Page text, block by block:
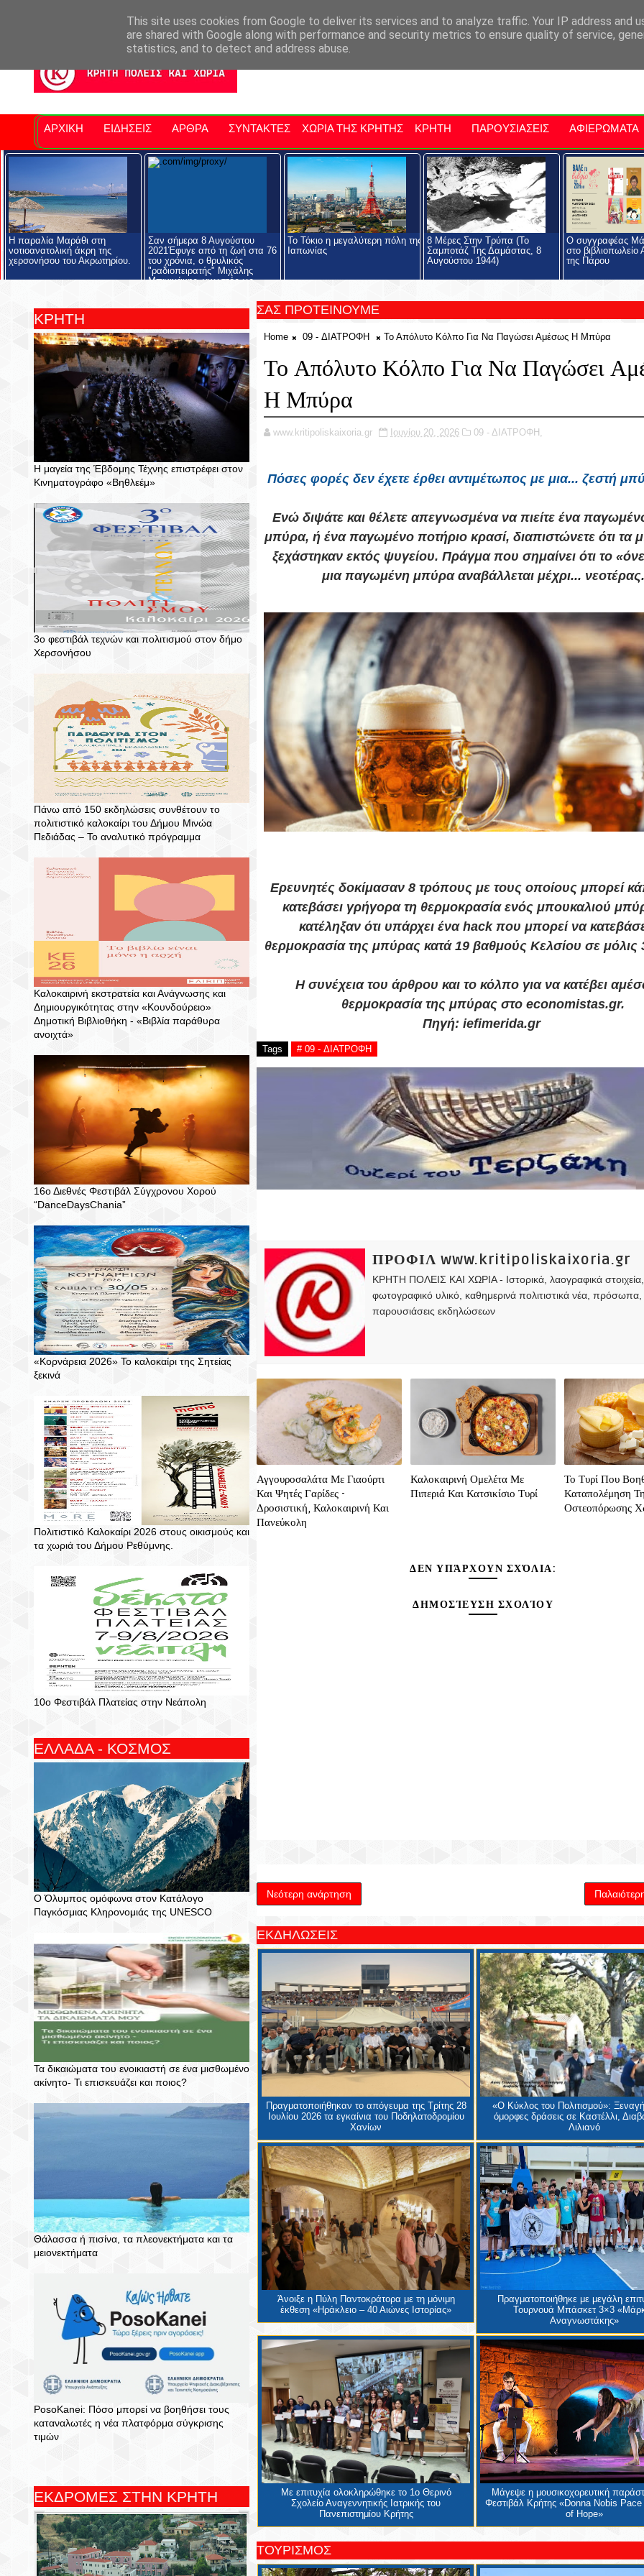
Νομός Λασιθίου Αγαπάμε Ρέθυμνο Επαρχία Μαλεβιζίου Εκδηλώσεις Στην Κρήτη Kriti Traveller
ΑΡΧΙΚΗ ΕΙΔΗΣΕΙΣ ΑΡΘΡΑ ΣΥΝΤΑΚΤΕΣ ΧΩΡΙΑ ΤΗΣ ΚΡΗΤΗΣ ΚΡΗΤΗ ΠΑΡΟΥΣΙΑΣΕΙΣ ΑΦΙΕΡΩΜΑΤΑ
Η παραλία Μαράθι στη
νοτιοανατολική άκρη της
χερσονήσου του Ακρωτηρίου.
Σαν σήμερα 8 Αυγούστου
2021Έφυγε από τη ζωή στα 76
του χρόνια, ο θρυλικός
"ραδιοπειρατής" Μιχάλης
Μπινιχάκης, γνωστός ως
Το Τόκιο η μεγαλύτερη πόλη της
Ιαπωνίας
8 Μέρες Στην Τρύπα (Το
Σαμποτάζ Της Δαμάστας, 8
Αυγούστου 1944)
Ο συγγραφέας
στο
της Πάρου
ΚΡΗΤΗ
Η μαγεία της Έβδομης Τέχνης επιστρέφει στον
Κινηματογράφο «Βηθλεέμ»
3ο φεστιβάλ τεχνών και πολιτισμού στον δήμο
Χερσονήσου
Πάνω από 150 εκδηλώσεις συνθέτουν το
πολιτιστικό καλοκαίρι του Δήμου Μινώα
Πεδιάδας – To αναλυτικό πρόγραμμα
Καλοκαιρινή εκστρατεία και Ανάγνωσης και
Δημιουργικότητας στην «Κουνδούρειο»
Δημοτική Βιβλιοθήκη - «Βιβλία παράθυρα
ανοιχτά»
16ο Διεθνές Φεστιβάλ Σύγχρονου Χορού
“DanceDaysChania”
«Κορνάρεια 2026» Το καλοκαίρι της Σητείας
ξεκινά
Πολιτιστικό Καλοκαίρι 2026 στους οικισμούς και
τα χωριά του Δήμου Ρεθύμνης.
10ο Φεστιβάλ Πλατείας στην Νεάπολη
ΕΛΛΑΔΑ - ΚΟΣΜΟΣ
Ο Όλυμπος ομόφωνα στον Κατάλογο
Παγκόσμιας Κληρονομιάς της UNESCO
Τα δικαιώματα του ενοικιαστή σε ένα μισθωμένο
ακίνητο- Τι επισκευάζει και ποιος?
Θάλασσα ή πισίνα, τα πλεονεκτήματα και τα
μειονεκτήματα
PosoKanei: Πόσο μπορεί να βοηθήσει τους
καταναλωτές η νέα πλατφόρμα σύγκρισης
τιμών
ΕΚΔΡΟΜΕΣ ΣΤΗΝ ΚΡΗΤΗ
ΣΑΣ ΠΡΟΤΕΙΝΟΥΜΕ
Home 09 - ΔΙΑΤΡΟΦΗ Το Απόλυτο Κόλπο Για Να Παγώσει Αμέσως Η Μπύρα
Το Απόλυτο Κόλπο Για Να Παγώσει
Η Μπύρα
www.kritipoliskaixoria.gr Ιουνίου 20, 2026 09 - ΔΙΑΤΡΟΦΗ,
Πόσες φορές δεν έχετε έρθει αντιμέτωπος με μια... ζεστή
Ενώ διψάτε και θέλετε απεγνωσμένα να πιείτε ένα
μπύρα, ή ένα παγωμένο ποτήριο κρασί, διαπιστώνετε ότι τα
ξεχάστηκαν εκτός ψυγείου. Πράγμα που σημαίνει ότι το
μια παγωμένη μπύρα αναβάλλεται μέχρι... νεοτέρας.
Ερευνητές δοκίμασαν 8 τρόπους με τους οποίους μπορεί
κατεβάσει γρήγορα τη θερμοκρασία ενός μπουκαλιού
κατέληξαν ότι υπάρχει ένα hack που μπορεί να
θερμοκρασία της μπύρας κατά 19 βαθμούς Κελσίου σε μόλις
Η συνέχεια του άρθρου και το κόλπο για να κατέβει
θερμοκρασία της μπύρας στο economistas.gr.
Πηγή: iefimerida.gr
Tags # 09 - ΔΙΑΤΡΟΦΗ
ΠΡΟΦΙΛ www.kritipoliskaixoria.gr
ΚΡΗΤΗ ΠΟΛΕΙΣ ΚΑΙ ΧΩΡΙΑ - Ιστορικά, λαογραφικά
φωτογραφικό υλικό, καθημερινά πολιτιστικά νέα, πρόσωπα,
παρουσιάσεις εκδηλώσεων
Αγγουροσαλάτα Με Γιαούρτι
Και Ψητές Γαρίδες -
Δροσιστική, Καλοκαιρινή Και
Πανεύκολη
Καλοκαιρινή Ομελέτα Με
Πιπεριά Και Κατσικίσιο Τυρί
Το Τυρί Που
Καταπολέμηση
Οστεοπόρωσης
ΔΕΝ ΥΠΆΡΧΟΥΝ ΣΧΌΛΙΑ:
ΔΗΜΟΣΊΕΥΣΗ ΣΧΟΛΊΟΥ
Νεότερη ανάρτηση
ΕΚΔΗΛΩΣΕΙΣ
Πραγματοποιήθηκαν το απόγευμα της Τρίτης 28
Ιουλίου 2026 τα εγκαίνια του Ποδηλατοδρομίου
Χανίων
«Ο Κύκλος του Πολιτισμού»:
όμορφες δράσεις σε Καστέλλι,
Λιλιανό
Άνοιξε η Πύλη Παντοκράτορα με τη μόνιμη
έκθεση «Ηράκλειο – 40 Αιώνες Ιστορίας»
Πραγματοποιήθηκε με μεγάλη
Τουρνουά Μπάσκετ 3×3
Αναγνωστάκης»
Με επιτυχία ολοκληρώθηκε το 1ο Θερινό
Σχολείο Αναγεννητικής Ιατρικής του
Πανεπιστημίου Κρήτης
Μάγεψε η μουσικοχορευτική
Φεστιβάλ Κρήτης «Donna Nobis
of Hope»
ΤΟΥΡΙΣΜΟΣ
This site uses cookies from Google to deliver its services and to analyze traffic. Your IP address and
are shared with Google along with performance and security metrics to ensure quality of service,
statistics, and to detect and address abuse.